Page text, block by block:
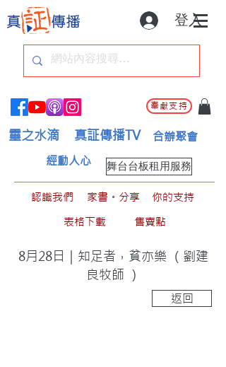
登入
奉獻支持
靈之水滴 真証傳播TV 合辦聚會
舞台台板租用服務
經動人心
認識我們 家書。分享
你的支持
表格下載
售賣點
8月28日｜知足者，貧亦樂 （劉建
良牧師 ）
返回